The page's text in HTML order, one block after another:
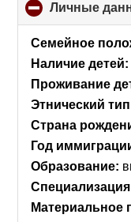
Личные
Семейное
Наличие детей:
Проживание
Этнический
Страна
Год
Образование:
Материальное